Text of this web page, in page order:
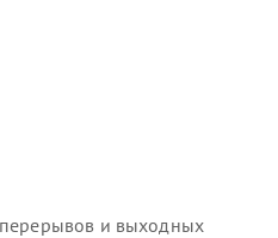
и выходных